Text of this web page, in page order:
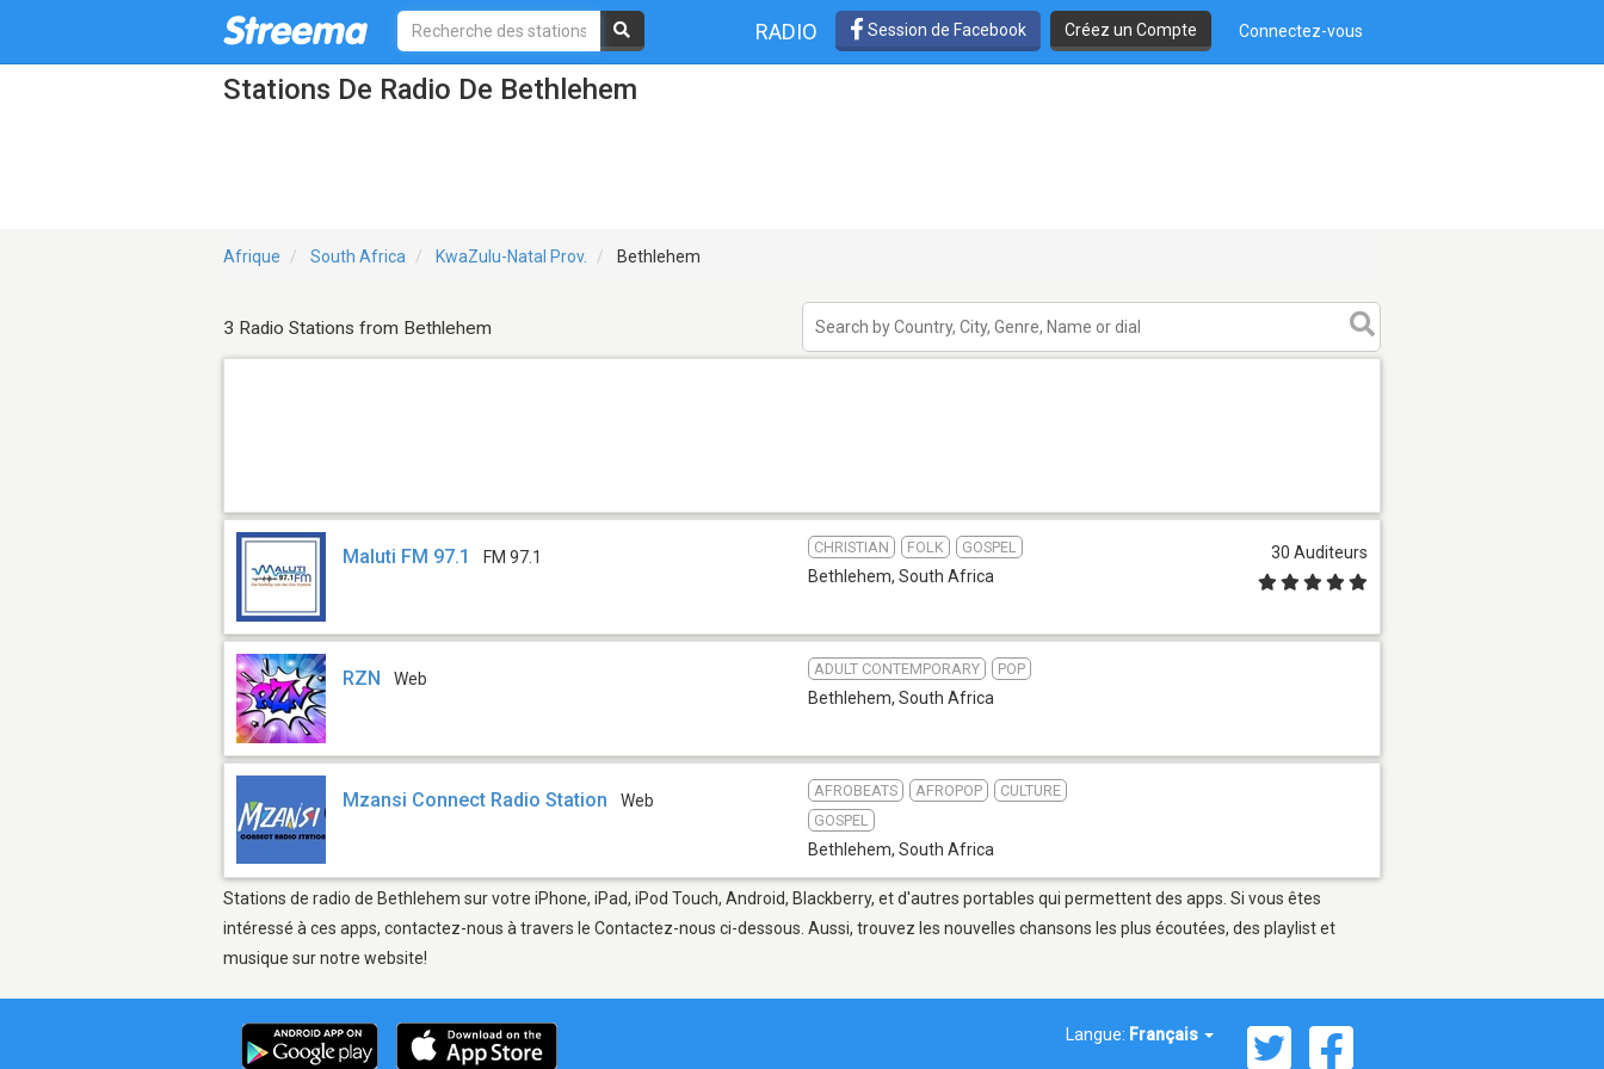
RADIO Session de Facebook Créez un Compte Connectez-vous
Stations De Radio De Bethlehem
Afrique South Africa KwaZulu-Natal Prov. Bethlehem
3 Radio Stations from Bethlehem
Maluti FM 97.1 FM 97.1
CHRISTIAN FOLK GOSPEL
Bethlehem, South Africa
30 Auditeurs
RZN Web
ADULT CONTEMPORARY POP
Bethlehem, South Africa
Mzansi Connect Radio Station Web
AFROBEATS AFROPOP
CULTURE
GOSPEL
Bethlehem, South Africa
Stations de radio de Bethlehem sur votre iPhone, iPad, iPod Touch, Android, Blackberry, et d'autres portables qui permettent des apps. Si vous êtes
intéressé à ces apps, contactez-nous à travers le Contactez-nous ci-dessous. Aussi, trouvez les nouvelles chansons les plus écoutées, des playlist et
musique sur notre website!
Langue: Français